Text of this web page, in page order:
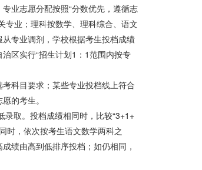
业志愿分配按照“分数优先，遵循志
专业；理科按数学、理科综合、语文
专业调剂，学校根据考生投档成绩
区实行“招生计划1：1范围内按专
科目要求；某些专业投档线上符合
的考生。
取。投档成绩相同时，比较“3+1+
时，依次按考生语文数学两科之
绩由高到低排序投档；如仍相同，